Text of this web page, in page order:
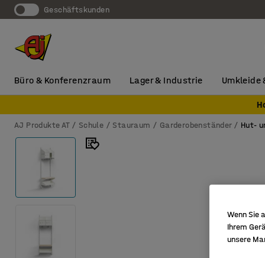
Geschäftskunden
Büro & Konferenzraum Lager & Industrie Umkleide
AJ Produkte AT Schule Stauraum Garderobenständer Hut-
Wenn Sie
Ihrem
unsere